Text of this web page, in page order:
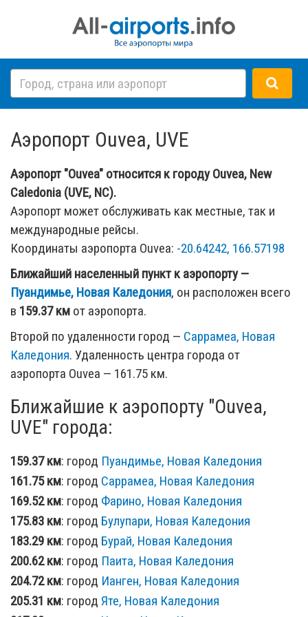
Аэропорт Ouvea, UVE
Аэропорт "Ouvea" относится к городу Ouvea, New
Caledonia (UVE, NC).
Аэропорт может обслуживать как местные, так и
международные рейсы.
Координаты аэропорта Ouvea: -20.64242, 166.57198
Ближайший населенный пункт к аэропорту —
Пуандимье, Новая Каледония, он расположен всего
в 159.37 км от аэропорта.
Второй по удаленности город — Саррамеа, Новая
Каледония. Удаленность центра города от
аэропорта Ouvea — 161.75 км.
Ближайшие к аэропорту "Ouvea,
UVE" города:
159.37 км: город Пуандимье, Новая Каледония
161.75 км: город Саррамеа, Новая Каледония
169.52 км: город Фарино, Новая Каледония
175.83 км: город Булупари, Новая Каледония
183.29 км: город Бурай, Новая Каледония
200.62 км: город Паита, Новая Каледония
204.72 км: город Ианген, Новая Каледония
205.31 км: город Яте, Новая Каледония